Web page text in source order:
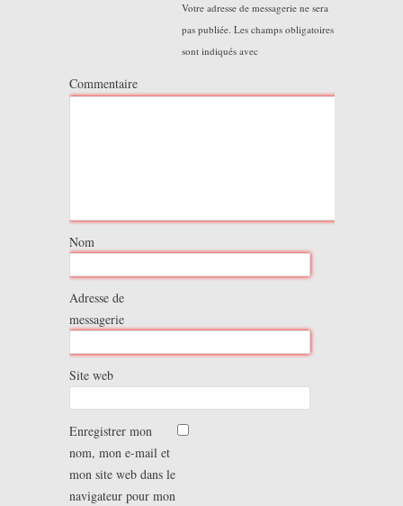
Votre adresse de messagerie ne sera
pas publiée. Les champs obligatoires
sont indiqués avec
Commentaire
Nom
Adresse de
messagerie
Site web
Enregistrer mon
nom, mon e-mail et
mon site web dans le
navigateur pour mon